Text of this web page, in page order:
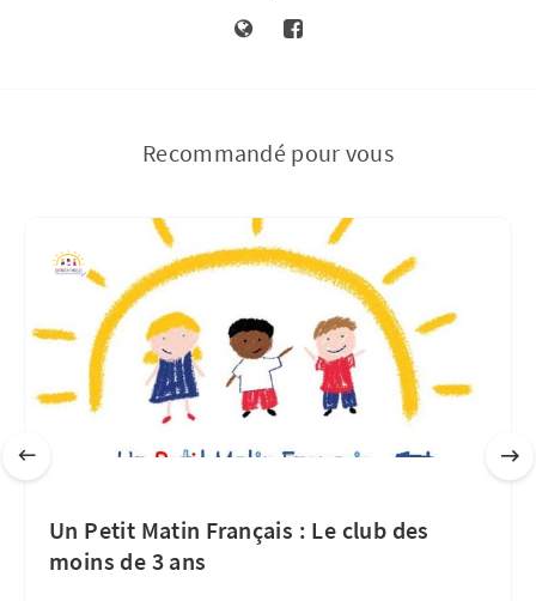
Recommandé pour vous
Un Petit Matin Français : Le club des
moins de 3 ans